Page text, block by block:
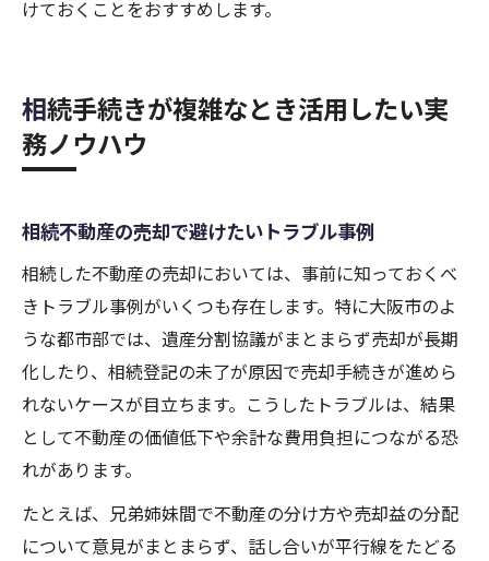
けておくことをおすすめします。
相続手続きが複雑なとき活用したい実
務ノウハウ
相続不動産の売却で避けたいトラブル事例
相続した不動産の売却においては、事前に知っておくべ
きトラブル事例がいくつも存在します。特に大阪市のよ
うな都市部では、遺産分割協議がまとまらず売却が長期
化したり、相続登記の未了が原因で売却手続きが進めら
れないケースが目立ちます。こうしたトラブルは、結果
として不動産の価値低下や余計な費用負担につながる恐
れがあります。
たとえば、兄弟姉妹間で不動産の分け方や売却益の分配
について意見がまとまらず、話し合いが平行線をたどる